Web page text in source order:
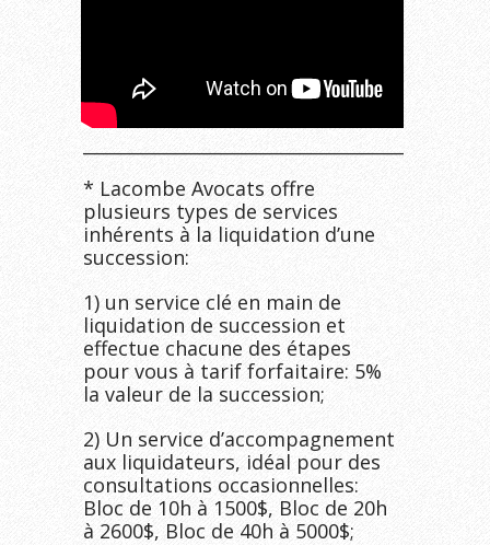
* Lacombe Avocats offre
plusieurs types de services
inhérents à la liquidation d’une
succession:
1) un service clé en main de
liquidation de succession et
effectue chacune des étapes
pour vous à tarif forfaitaire: 5%
la valeur de la succession;
2) Un service d’accompagnement
aux liquidateurs, idéal pour des
consultations occasionnelles:
Bloc de 10h à 1500$, Bloc de 20h
à 2600$, Bloc de 40h à 5000$;